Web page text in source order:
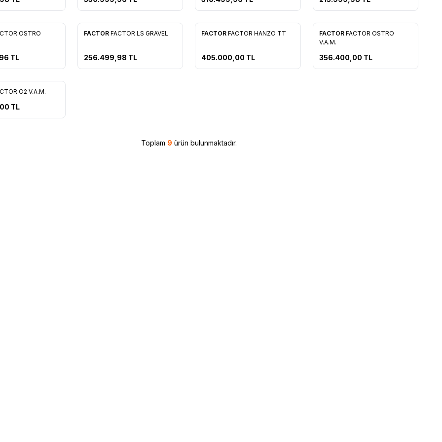
Ekle
OSTRO
TL
FACTOR FACTOR LS GRAVEL
256.499,98 TL
FACTOR FACTOR HANZO TT
405.000,00 TL
Favorilere Ekle
FACTOR FACTOR OSTRO
V.A.M.
356.400,00 TL
O2 V.A.M.
TL
Toplam 9 ürün bulunmaktadır.